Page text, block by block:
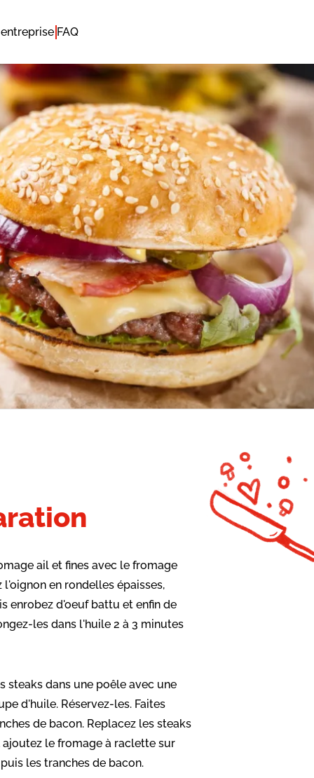
FAQ
ail et fines avec le fromage
l'oignon en rondelles épaisses,
enrobez d'oeuf battu et enfin de
les dans l'huile 2 à 3 minutes
steaks dans une poêle avec une
d'huile. Réservez-les. Faites
de bacon. Replacez les steaks
ajoutez le fromage à raclette sur
les tranches de bacon.